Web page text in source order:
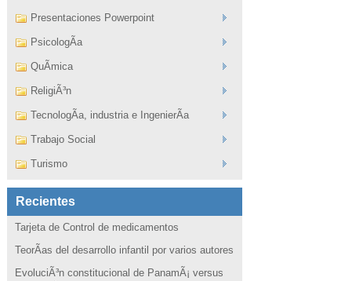
Presentaciones Powerpoint
PsicologÃ­a
QuÃ­mica
ReligiÃ³n
TecnologÃ­a, industria e IngenierÃ­a
Trabajo Social
Turismo
Recientes
Tarjeta de Control de medicamentos
TeorÃ­as del desarrollo infantil por varios autores
EvoluciÃ³n constitucional de PanamÃ¡ versus